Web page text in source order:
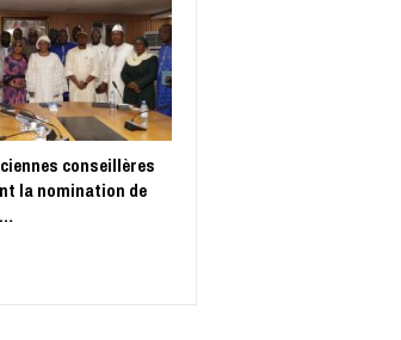
conseillères
la nomination de